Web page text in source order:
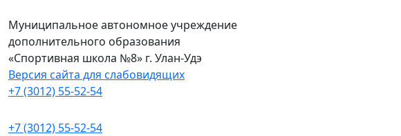
Муниципальное автономное учреждение
дополнительного образования
«Спортивная школа №8» г. Улан-Удэ
Версия сайта для слабовидящих
+7 (3012) 55-52-54
+7 (3012) 55-52-54